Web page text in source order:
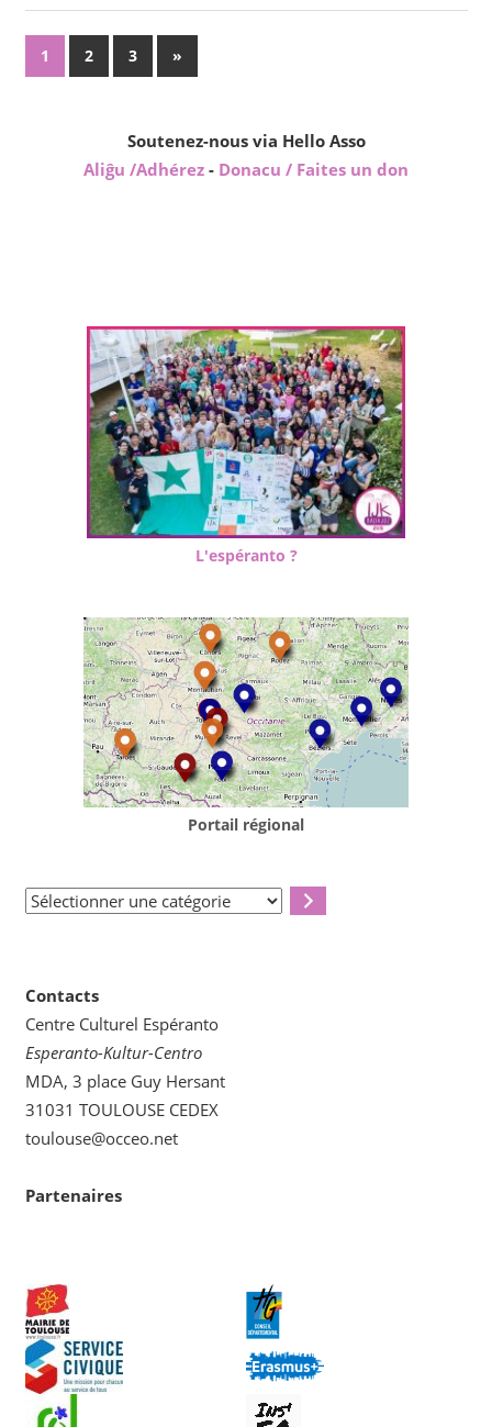
Pagination
publications
1 2 3
Next
Posts
»
Soutenez-nous via Hello Asso
Aliĝu /Adhérez - Donacu / Faites un don
L'espéranto ?
Portail régional
Sélectionner
Contacts
Centre Culturel Espéranto
Esperanto-Kultur-Centro
MDA, 3 place Guy Hersant
31031 TOULOUSE CEDEX
toulouse@occeo.net
Partenaires